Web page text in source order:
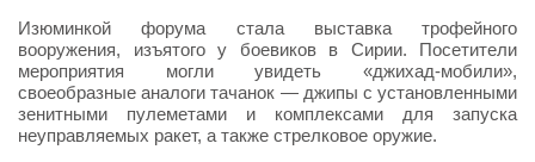
Изюминкой форума стала выставка трофейного
вооружения, изъятого у боевиков в Сирии. Посетители
мероприятия могли увидеть «джихад-мобили»,
своеобразные аналоги тачанок — джипы с установленными
зенитными пулеметами и комплексами для запуска
неуправляемых ракет, а также стрелковое оружие.